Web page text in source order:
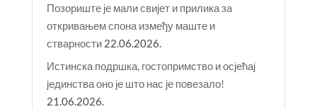
Позориште је мали свијет и прилика за
откривањем спона између маште и
стварности 22.06.2026.
Истинска подршка, гостопримство и осјећај
јединства оно је што нас је повезало!
21.06.2026.